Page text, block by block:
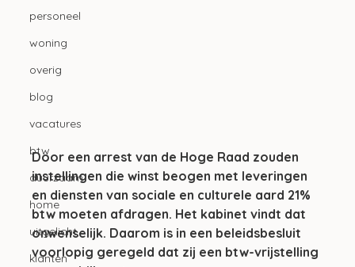
personeel
woning
overig
blog
vacatures
btw
duurzaam
home
uitgelicht
klanten
Door een arrest van de Hoge Raad zouden
instellingen die winst beogen met leveringen
en diensten van sociale en culturele aard 21%
btw moeten afdragen. Het kabinet vindt dat
onwenselijk. Daarom is in een beleidsbesluit
voorlopig geregeld dat zij een btw-vrijstelling